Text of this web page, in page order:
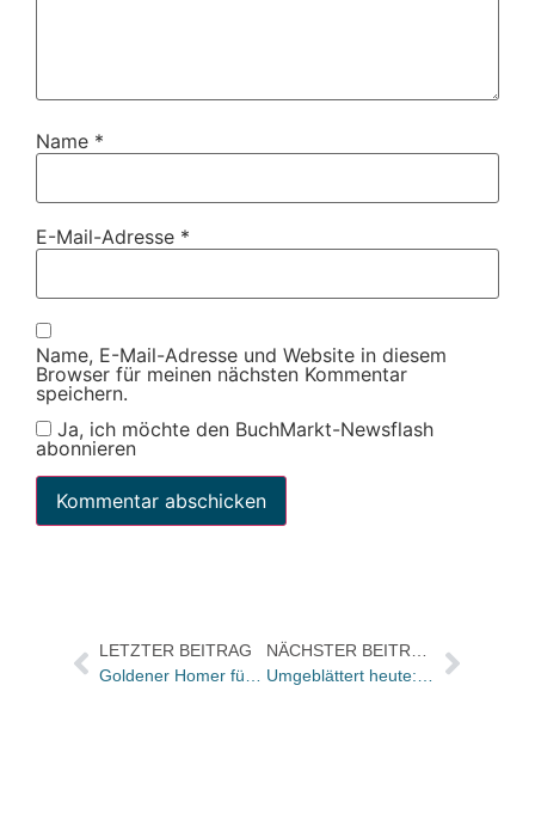
Name *
E-Mail-Adresse *
Name, E-Mail-Adresse und Website in diesem
Browser für meinen nächsten Kommentar
speichern.
Ja, ich möchte den BuchMarkt-Newsflash
abonnieren
LETZTER BEITRAG